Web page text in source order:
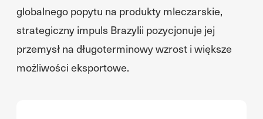
globalnego popytu na produkty mleczarskie,
strategiczny impuls Brazylii pozycjonuje jej
przemysł na długoterminowy wzrost i większe
możliwości eksportowe.